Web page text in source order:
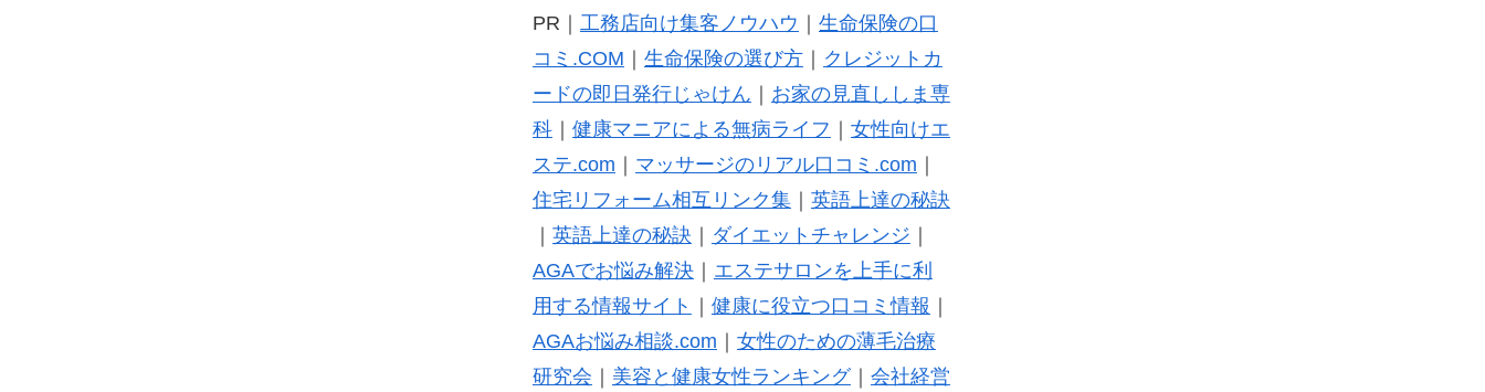
PR｜ 工務店向け集客ノウハウ
生命保険の口
コミ.COM
生命保険の選び方｜
クレジットカ
ードの即日発行じゃけん
お家の見直ししま専
科｜ 健康マニアによる無病ライフ
女性向けエ
ステ.com
マッサージのリアル口コミ.com
住宅リフォーム相互リンク集｜ 英語上達の秘訣
英語上達の秘訣 ダイエットチャレンジ
AGAでお悩み解決｜ エステサロンを上手に利
用する情報サイト
健康に役立つ口コミ情報
AGAお悩み相談.com
女性のための薄毛治療
研究会
美容と健康女性ランキング｜ 会社経営